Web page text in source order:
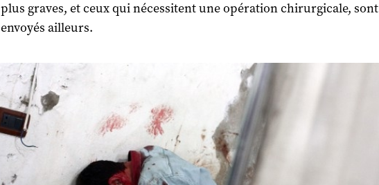
plus graves, et ceux qui nécessitent une opération chirurgicale, sont
envoyés ailleurs.